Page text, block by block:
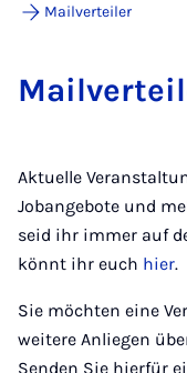
Mailverteiler
Aktuelle
Jobangebote und
seid ihr immer auf
könnt ihr euch hier.
Sie möchten eine
weitere Anliegen
Senden Sie hierfür